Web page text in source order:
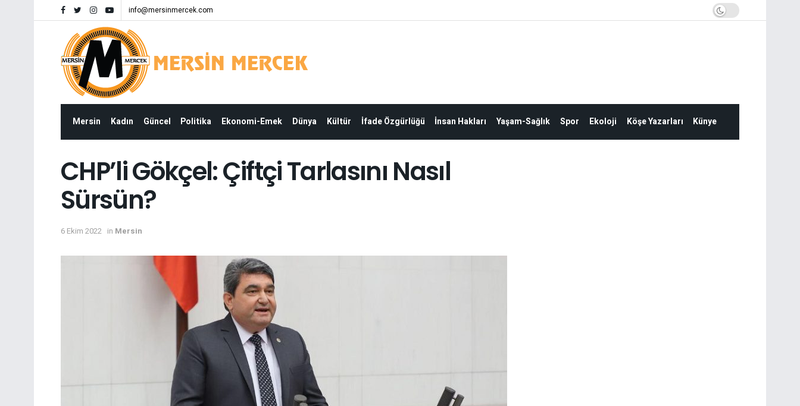
info@mersinmercek.com
Mersin Kadın Güncel Politika Ekonomi-Emek Dünya Kültür İfade Özgürlüğü İnsan Hakları Yaşam-Sağlık Spor Ekoloji Köşe Yazarları Künye
CHP’li Gökçel: Çiftçi Tarlasını Nasıl
Sürsün?
6 Ekim 2022 in Mersin